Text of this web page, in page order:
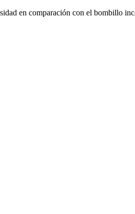
en comparación con el bombillo